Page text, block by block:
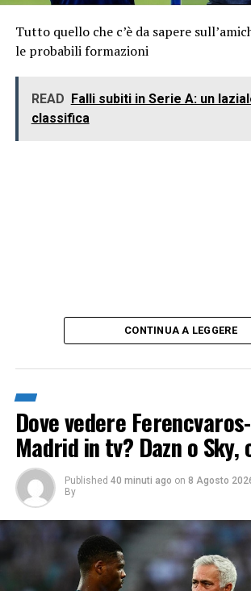
Tutto quello che c’è da sapere
le probabili formazioni
READ Falli subiti in Serie A: un
classifica
CONTINUA A LEGGERE
Dove vedere
Madrid in tv? Dazn o
Published 40 minuti ago on 8 Agosto
By